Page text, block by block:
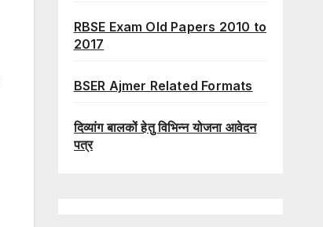
RBSE Exam Old Papers 2010 to
2017
BSER Ajmer Related Formats
दिव्यांग बालकों हेतु विभिन्न योजना आवेदन
पत्र